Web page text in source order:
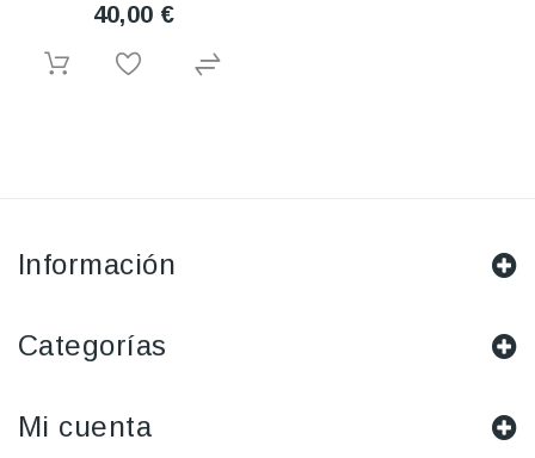
40,00 €
Información
Categorías
Mi cuenta